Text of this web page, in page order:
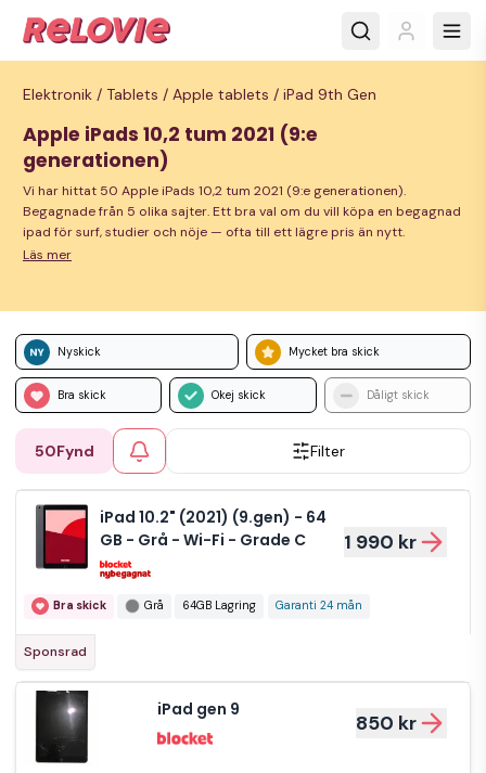
Elektronik / Tablets / Apple tablets / iPad 9th Gen
Apple iPads 10,2 tum 2021 (9:e
generationen)
Vi har hittat 50 Apple iPads 10,2 tum 2021 (9:e generationen).
Begagnade från 5 olika sajter. Ett bra val om du vill köpa en begagnad
ipad för surf, studier och nöje — ofta till ett lägre pris än nytt.
Läs mer
Nyskick Mycket bra skick
Bra skick Okej skick Dåligt skick
50Fynd Filter
iPad 10.2" (2021) (9.gen) - 64
GB - Grå - Wi-Fi - Grade C
1 990 kr
Bra skick Grå 64GB Lagring Garanti 24 mån
Sponsrad
iPad gen 9
850 kr